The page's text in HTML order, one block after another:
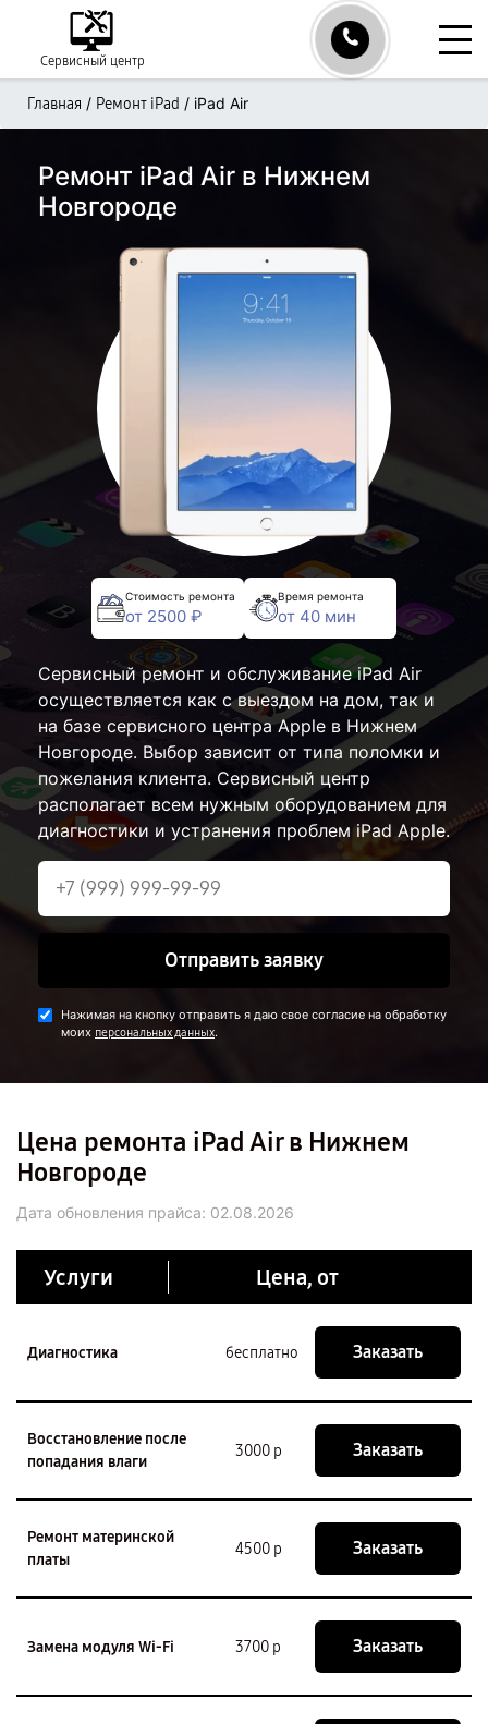
Сервисный центр
Главная / Ремонт iPad / iPad Air
Ремонт iPad Air в Нижнем
Новгороде
Стоимость ремонта
от 2500 ₽
Время ремонта
от 40 мин
Сервисный ремонт и обслуживание iPad Air
осуществляется как с выездом на дом, так и
на базе сервисного центра Apple в Нижнем
Новгороде. Выбор зависит от типа поломки и
пожелания клиента. Сервисный центр
располагает всем нужным оборудованием для
диагностики и устранения проблем iPad Apple.
Отправить заявку
Нажимая на кнопку отправить я даю свое согласие на обработку
моих персональных данных.
Цена ремонта iPad Air в Нижнем
Новгороде
Дата обновления прайса: 02.08.2026
Услуги Цена, от
Диагностика бесплатно Заказать
Восстановление после
попадания влаги
3000 р Заказать
Ремонт материнской
платы
4500 р Заказать
Замена модуля Wi-Fi 3700 р Заказать